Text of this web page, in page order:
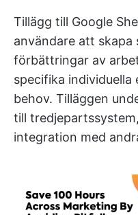
Tillägg till Google
användare att skapa
förbättringar av
specifika individuella
behov. Tilläggen
till
integration med